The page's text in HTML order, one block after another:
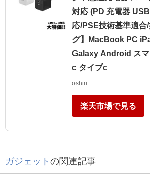
対応 (PD 充電器
応/PSE技術基準適合
グ】MacBook PC
Galaxy Android ス
c タイプc
oshiri
楽天市場で見る
ガジェット の関連記事